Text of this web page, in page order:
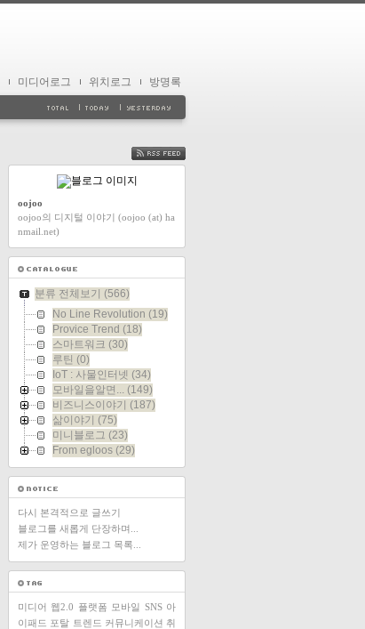
미디어로그 위치로그 방명록
FEED
oojoo
oojoo의 디지털 이야기 (oojoo (at) ha
nmail.net)
분류 전체보기
(566)
No Line Revolution (19)
Provice Trend (18)
스마트워크 (30)
루틴 (0)
IoT : 사물인터넷 (34)
모바일을알면... (149)
비즈니스이야기
(187)
삶이야기
(75)
미니블로그 (23)
From egloos (29)
다시 본격적으로 글쓰기
블로그를 새롭게 단장하며...
제가 운영하는 블로그 목록...
미디어 웹2.0 플랫폼 모바일 SNS 아
이패드 포탈 트렌드 커뮤니케이션 취